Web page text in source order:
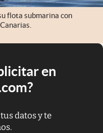
flota submarina con
en
datos y te